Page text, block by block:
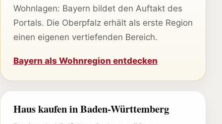
Wohnlagen: Bayern bildet den Auftakt des
Portals. Die Oberpfalz erhält als erste Region
einen eigenen vertiefenden Bereich.
Bayern als Wohnregion entdecken
Haus kaufen in Baden-Württemberg